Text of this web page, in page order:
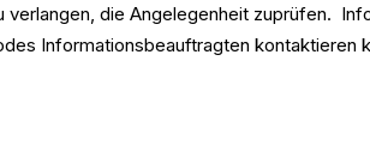
die Angelegenheit zuprüfen.
Informationsbeauftragten kontaktieren